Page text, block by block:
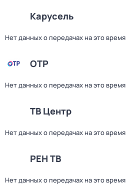
Карусель
Нет данных о передачах на это время
ОТР
Нет данных о передачах на это время
ТВ Центр
Нет данных о передачах на это время
РЕН ТВ
Нет данных о передачах на это время